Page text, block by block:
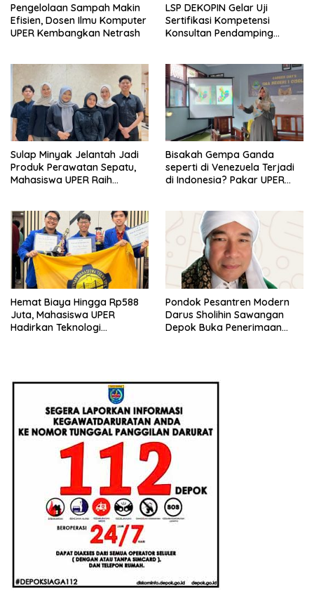
Pengelolaan Sampah Makin
Efisien, Dosen Ilmu Komputer
UPER Kembangkan Netrash
LSP DEKOPIN Gelar Uji
Sertifikasi Kompetensi
Konsultan Pendamping
Sulap Minyak Jelantah Jadi
Produk Perawatan Sepatu,
Mahasiswa UPER Raih
Bisakah Gempa Ganda
seperti di Venezuela Terjadi
di Indonesia? Pakar UPER
Hemat Biaya Hingga Rp588
Juta, Mahasiswa UPER
Hadirkan Teknologi
Pondok Pesantren Modern
Darus Sholihin Sawangan
Depok Buka Penerimaan